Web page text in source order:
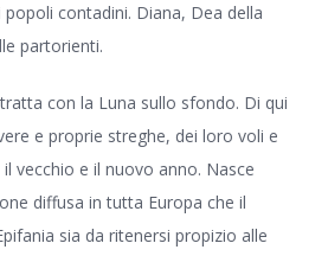
contadini. Diana, Dea della
partorienti.
con la Luna sullo sfondo. Di qui
e proprie streghe, dei loro voli e
vecchio e il nuovo anno. Nasce
diffusa in tutta Europa che il
sia da ritenersi propizio alle